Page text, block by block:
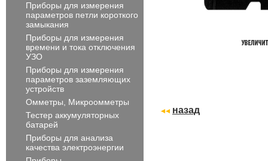
Приборы для измерения
параметров петли короткого
замыкания
Приборы для измерения
времени и тока отключения
УЗО
Приборы для измерения
параметров заземляющих
устройств
Омметры, Микроомметры
Тестер аккумуляторных
батарей
Приборы для анализа
качества электроэнергии
назад